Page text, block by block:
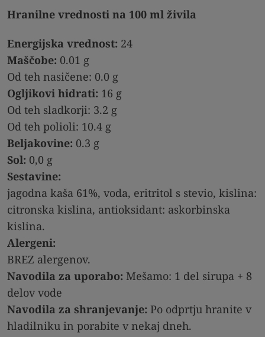
Hranilne vrednosti na 100 ml živila
Energijska vrednost: 24
Maščobe: 0.01 g
Od teh nasičene: 0.0 g
Ogljikovi hidrati: 16 g
Od teh sladkorji: 3.2 g
Od teh polioli: 10.4 g
Beljakovine: 0.3 g
Sol: 0,0 g
Sestavine:
jagodna kaša 61%, voda, eritritol s stevio, kislina:
citronska kislina, antioksidant: askorbinska
kislina.
Alergeni:
BREZ alergenov.
Navodila za uporabo: Mešamo: 1 del sirupa + 8
delov vode
Navodila za shranjevanje: Po odprtju hranite v
hladilniku in porabite v nekaj dneh.